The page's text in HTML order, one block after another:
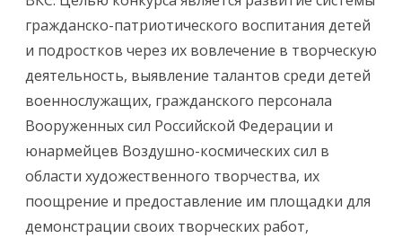
гражданско-патриотического воспитания детей
и подростков через их вовлечение в творческую
деятельность, выявление талантов среди детей
военнослужащих, гражданского персонала
Вооруженных сил Российской Федерации и
юнармейцев Воздушно-космических сил в
области художественного творчества, их
поощрение и предоставление им площадки для
демонстрации своих творческих работ,